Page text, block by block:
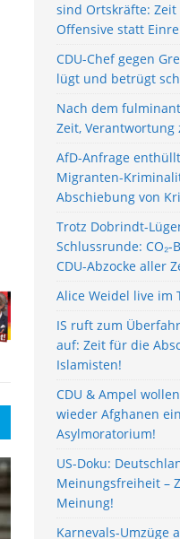
sind Ortskräfte:
Offensive statt
CDU-Chef gegen
lügt und betrügt
Nach dem
Zeit,
AfD-Anfrage
Migranten-
Abschiebung von
Trotz Dobrindt-
Schlussrunde:
CDU-Abzocke aller
Alice Weidel live im
IS ruft zum
auf: Zeit für die
Islamisten!
CDU & Ampel
wieder Afghanen
Asylmoratorium!
US-Doku:
Meinungsfreiheit –
Meinung!
Karnevals-Umzüge